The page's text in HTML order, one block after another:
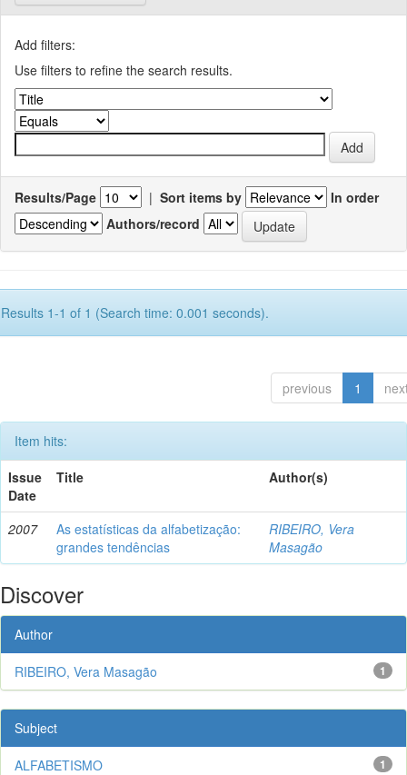
Add filters:
Use filters to refine the search results.
Results/Page | Sort items by
In order
Authors/record
Results 1-1 of 1 (Search time: 0.001 seconds).
previous 1
Item hits:
Issue
Date
Title Author(s)
2007
As estatísticas da alfabetização:
grandes tendências
RIBEIRO, Vera
Masagão
Discover
Author
1
RIBEIRO, Vera Masagão
Subject
1
ALFABETISMO